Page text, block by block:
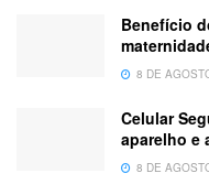
Benefício
8 DE
Celular
aparelho e
8 DE